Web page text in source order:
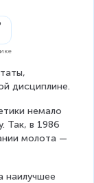
дисциплине.
немало
Так, в 1986
молота —
наилучшее